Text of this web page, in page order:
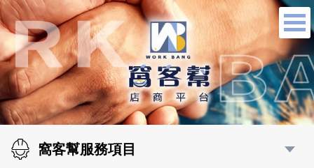
窩客幫服務項目